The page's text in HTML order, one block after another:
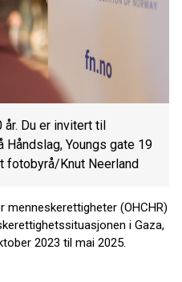
Du er invitert til
Youngs gate 19
fotobyrå/Knut Neerland
(OHCHR)
i Gaza,
2023 til mai 2025.